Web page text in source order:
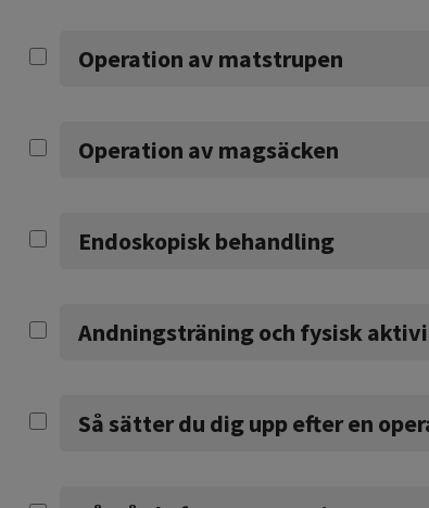
Operation av matstrupen
Operation av magsäcken
Endoskopisk behandling
Andningsträning och fysisk
Så sätter du dig upp efter en